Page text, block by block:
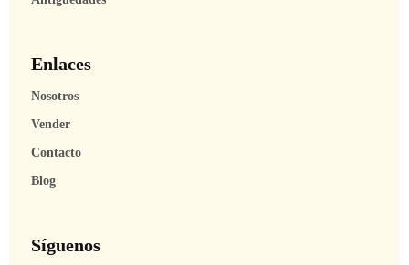
Enlaces
Nosotros
Vender
Contacto
Blog
Síguenos